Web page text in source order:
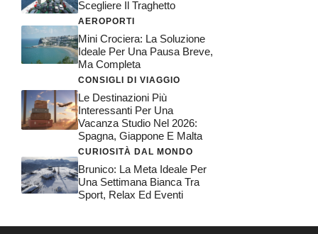
Scegliere Il Traghetto
AEROPORTI
Mini Crociera: La Soluzione
Ideale Per Una Pausa Breve,
Ma Completa
CONSIGLI DI VIAGGIO
Le Destinazioni Più
Interessanti Per Una
Vacanza Studio Nel 2026:
Spagna, Giappone E Malta
CURIOSITÀ DAL MONDO
Brunico: La Meta Ideale Per
Una Settimana Bianca Tra
Sport, Relax Ed Eventi